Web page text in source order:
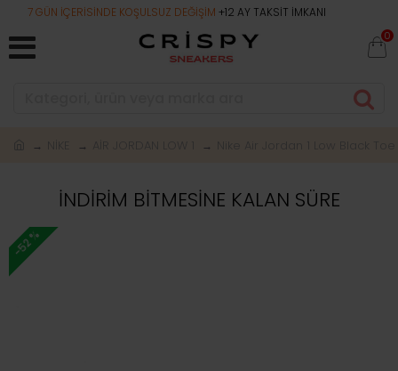
7 GÜN İÇERİSİNDE KOŞULSUZ DEĞİŞİM+12 AY TAKSİT İMKANI
0
İNDİRİM BİTMESİNE KALAN SÜRE
-52 %